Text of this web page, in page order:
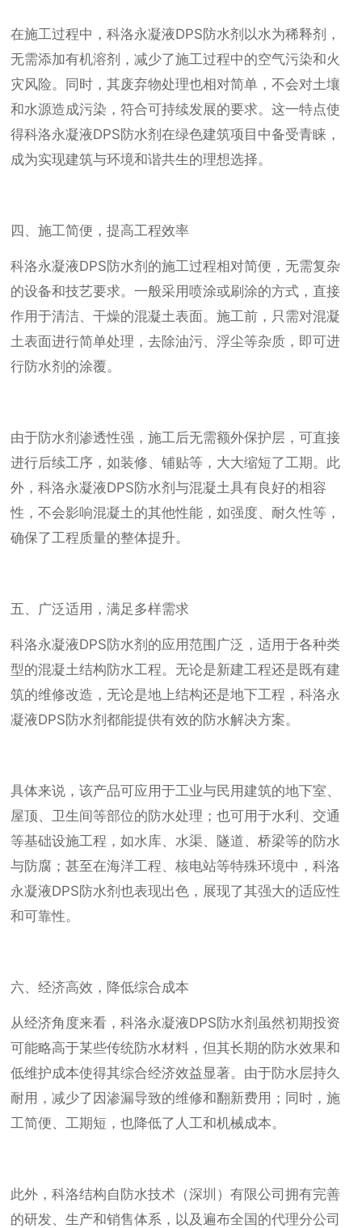
在施工过程中，科洛永凝液DPS防水剂以水为稀释剂，
无需添加有机溶剂，减少了施工过程中的空气污染和火
灾风险。同时，其废弃物处理也相对简单，不会对土壤
和水源造成污染，符合可持续发展的要求。这一特点使
得科洛永凝液DPS防水剂在绿色建筑项目中备受青睐，
成为实现建筑与环境和谐共生的理想选择。
四、施工简便，提高工程效率
科洛永凝液DPS防水剂的施工过程相对简便，无需复杂
的设备和技艺要求。一般采用喷涂或刷涂的方式，直接
作用于清洁、干燥的混凝土表面。施工前，只需对混凝
土表面进行简单处理，去除油污、浮尘等杂质，即可进
行防水剂的涂覆。
由于防水剂渗透性强，施工后无需额外保护层，可直接
进行后续工序，如装修、铺贴等，大大缩短了工期。此
外，科洛永凝液DPS防水剂与混凝土具有良好的相容
性，不会影响混凝土的其他性能，如强度、耐久性等，
确保了工程质量的整体提升。
五、广泛适用，满足多样需求
科洛永凝液DPS防水剂的应用范围广泛，适用于各种类
型的混凝土结构防水工程。无论是新建工程还是既有建
筑的维修改造，无论是地上结构还是地下工程，科洛永
凝液DPS防水剂都能提供有效的防水解决方案。
具体来说，该产品可应用于工业与民用建筑的地下室、
屋顶、卫生间等部位的防水处理；也可用于水利、交通
等基础设施工程，如水库、水渠、隧道、桥梁等的防水
与防腐；甚至在海洋工程、核电站等特殊环境中，科洛
永凝液DPS防水剂也表现出色，展现了其强大的适应性
和可靠性。
六、经济高效，降低综合成本
从经济角度来看，科洛永凝液DPS防水剂虽然初期投资
可能略高于某些传统防水材料，但其长期的防水效果和
低维护成本使得其综合经济效益显著。由于防水层持久
耐用，减少了因渗漏导致的维修和翻新费用；同时，施
工简便、工期短，也降低了人工和机械成本。
此外，科洛结构自防水技术（深圳）有限公司拥有完善
的研发、生产和销售体系，以及遍布全国的代理分公司